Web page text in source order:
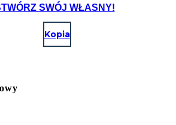
SWÓJ WŁASNY!
Kopia